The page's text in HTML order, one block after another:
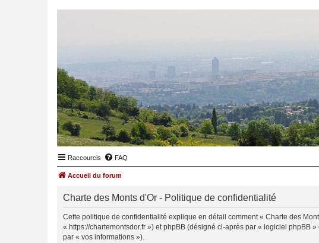
Raccourcis FAQ
Accueil du forum
Charte des Monts d'Or - Politique de confidentialité
Cette politique de confidentialité explique en détail comment « Charte des
« https://chartemontsdor.fr ») et phpBB (désigné ci-après par « logiciel phpBB
par « vos informations »).